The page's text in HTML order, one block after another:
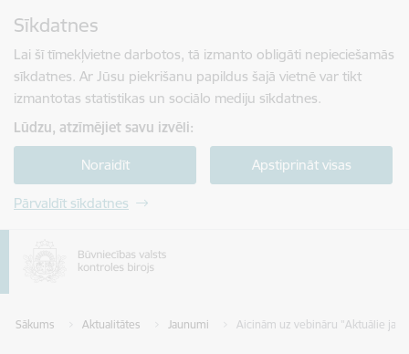
Sīkdatnes
Lai šī tīmekļvietne darbotos, tā izmanto obligāti nepieciešamās
sīkdatnes. Ar Jūsu piekrišanu papildus šajā vietnē var tikt
izmantotas statistikas un sociālo mediju sīkdatnes.
Lūdzu, atzīmējiet savu izvēli:
Noraidīt Apstiprināt visas
Pārvaldīt sīkdatnes
Sākums Aktualitātes Jaunumi Aicinām uz vebināru "Aktuālie